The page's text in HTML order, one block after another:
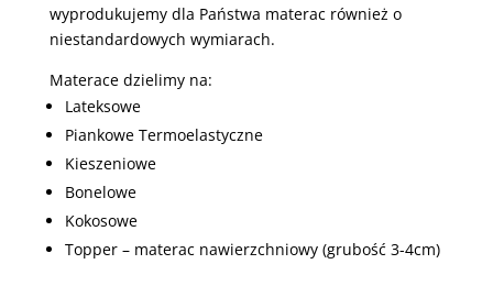
wyprodukujemy dla Państwa materac również o
niestandardowych wymiarach.
Materace dzielimy na:
Lateksowe
Piankowe Termoelastyczne
Kieszeniowe
Bonelowe
Kokosowe
Topper – materac nawierzchniowy (grubość 3-4cm)